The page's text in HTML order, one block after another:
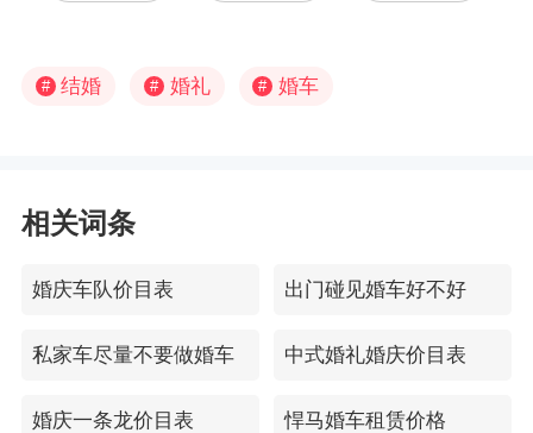
# 结婚 # 婚礼 # 婚车
相关词条
婚庆车队价目表 出门碰见婚车好不好
私家车尽量不要做婚车 中式婚礼婚庆价目表
婚庆一条龙价目表 悍马婚车租赁价格